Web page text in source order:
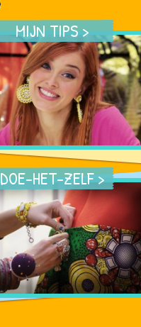
MIJN TIPS
DOE-HET-ZELF